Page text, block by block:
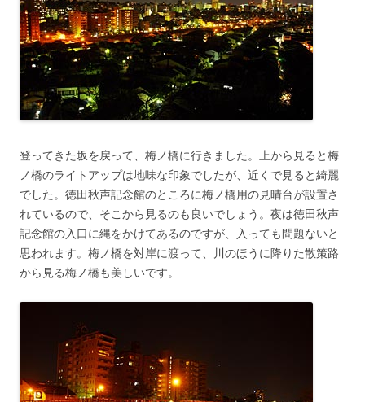
登ってきた坂を戻って、梅ノ橋に行きました。上から見ると梅
ノ橋のライトアップは地味な印象でしたが、近くで見ると綺麗
でした。徳田秋声記念館のところに梅ノ橋用の見晴台が設置さ
れているので、そこから見るのも良いでしょう。夜は徳田秋声
記念館の入口に縄をかけてあるのですが、入っても問題ないと
思われます。梅ノ橋を対岸に渡って、川のほうに降りた散策路
から見る梅ノ橋も美しいです。